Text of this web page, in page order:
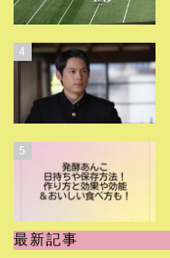
4
5
最新記事